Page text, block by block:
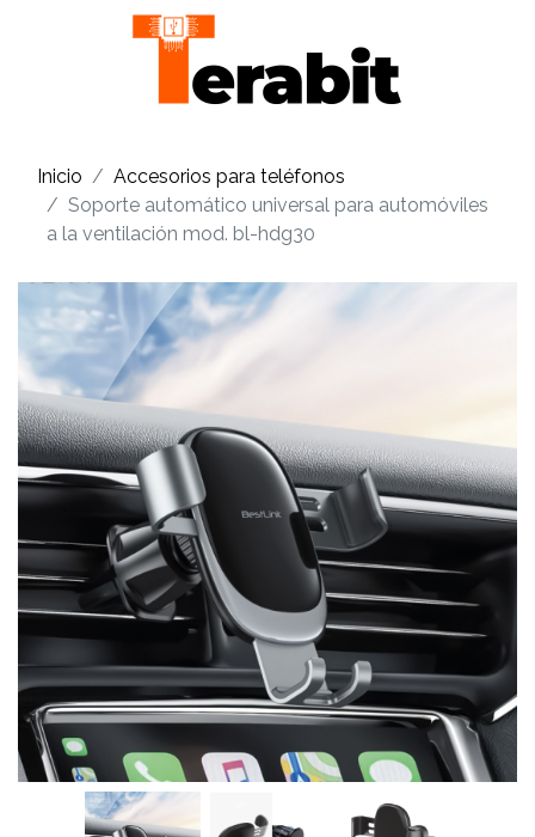
Inicio
Accesorios para teléfonos
Soporte automático universal para automóviles
a la ventilación mod. bl-hdg30